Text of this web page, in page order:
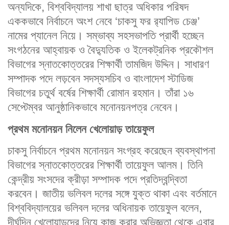
অন্যদিকে, বিশ্ববিদ্যালয় শাখা ছাত্র অধিকার পরিষদ
এককভাবে নির্বাচনে অংশ নেবে ‘চাকসু ফর র‌্যাপিড চেঞ্জ’
নামের প্যানেল নিয়ে। সম্ভাব্য সহসভাপতি প্রার্থী হচ্ছেন
সংগঠনের আহ্বায়ক ও বৈদ্যুতিক ও ইলেকট্রনিক প্রকৌশল
বিভাগের স্নাতকোত্তরের শিক্ষার্থী তামজিদ উদ্দিন। সাধারণ
সম্পাদক পদে লড়বেন সদস্যসচিব ও বাংলাদেশ স্টাডিজ
বিভাগের চতুর্থ বর্ষের শিক্ষার্থী রোমান রহমান। তাঁরা ১৬
সেপ্টেম্বর আনুষ্ঠানিকভাবে মনোনয়নপত্র নেবেন।
প্রথম মনোনয়ন নিলেন খেলোয়াড় তায়েফুল
চাকসু নির্বাচনে প্রথম মনোনয়ন সংগ্রহ করেছেন ব্যবস্থাপনা
বিভাগের স্নাতকোত্তরের শিক্ষার্থী তায়েফুল আলম। তিনি
কেন্দ্রীয় সংসদের ক্রীড়া সম্পাদক পদে প্রতিদ্বন্দ্বিতা
করবেন। জাতীয় ভলিবল দলের সঙ্গে যুক্ত থাকা এবং বর্তমানে
বিশ্ববিদ্যালয়ের ভলিবল দলের অধিনায়ক তায়েফুল বলেন,
দীর্ঘদিন খেলোয়াড়দের নিয়ে কাজ করার অভিজ্ঞতা থেকে এবার